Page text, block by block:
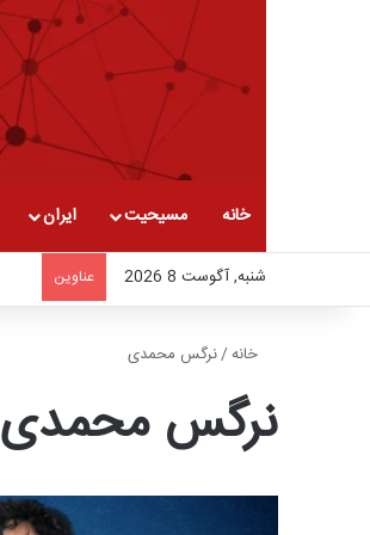
خانه مسیحیت ایران
شنبه, آگوست 8 2026 عناوین
خانه/نرگس محمدی
نرگس محمدی